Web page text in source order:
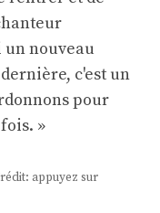
un nouveau
c'est un
pour
»
appuyez sur